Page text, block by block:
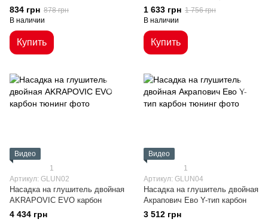
834 грн 878 грн
В наличии
Купить
глянцевая
1 633 грн 1 756 грн
В наличии
Купить
Видео
1
Артикул: GLUN02
Насадка на глушитель двойная
AKRAPOVIC EVO карбон
4 434 грн
Видео
1
Артикул: GLUN04
Насадка на глушитель двойная
Акрапович Ево Y-тип карбон
3 512 грн